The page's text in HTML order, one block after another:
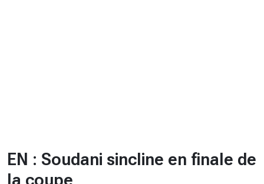
EN : Soudani sincline en finale de
la coupe